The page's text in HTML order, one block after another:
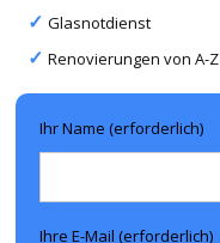
Glasnotdienst
Renovierungen von A-Z
Ihr Name (erforderlich)
Ihre E-Mail (erforderlich)